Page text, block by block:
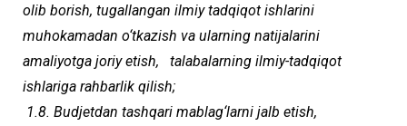
olib borish, tugallangan ilmiy tadqiqot ishlarini
muhokamadan o‘tkazish va ularning natijalarini
amaliyotga joriy etish, talabalarning ilmiy-tadqiqot
ishlariga rahbarlik qilish;
1.8. Budjetdan tashqari mablag‘larni jalb etish,